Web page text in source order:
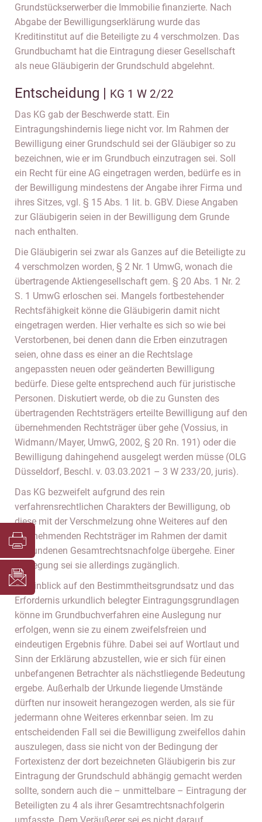
Grundstückserwerber die Immobilie finanzierte. Nach
Abgabe der Bewilligungserklärung wurde das
Kreditinstitut auf die Beteiligte zu 4 verschmolzen. Das
Grundbuchamt hat die Eintragung dieser Gesellschaft
als neue Gläubigerin der Grundschuld abgelehnt.
Entscheidung | KG 1 W 2/22
Das KG gab der Beschwerde statt. Ein
Eintragungshindernis liege nicht vor. Im Rahmen der
Bewilligung einer Grundschuld sei der Gläubiger so zu
bezeichnen, wie er im Grundbuch einzutragen sei. Soll
ein Recht für eine AG eingetragen werden, bedürfe es in
der Bewilligung mindestens der Angabe ihrer Firma und
ihres Sitzes, vgl. § 15 Abs. 1 lit. b. GBV. Diese Angaben
zur Gläubigerin seien in der Bewilligung dem Grunde
nach enthalten.
Die Gläubigerin sei zwar als Ganzes auf die Beteiligte zu
4 verschmolzen worden, § 2 Nr. 1 UmwG, wonach die
übertragende Aktiengesellschaft gem. § 20 Abs. 1 Nr. 2
S. 1 UmwG erloschen sei. Mangels fortbestehender
Rechtsfähigkeit könne die Gläubigerin damit nicht
eingetragen werden. Hier verhalte es sich so wie bei
Verstorbenen, bei denen dann die Erben einzutragen
seien, ohne dass es einer an die Rechtslage
angepassten neuen oder geänderten Bewilligung
bedürfe. Diese gelte entsprechend auch für juristische
Personen. Diskutiert werde, ob die zu Gunsten des
übertragenden Rechtsträgers erteilte Bewilligung auf den
übernehmenden Rechtsträger über gehe (Vossius, in
Widmann/Mayer, UmwG, 2002, § 20 Rn. 191) oder die
Bewilligung dahingehend ausgelegt werden müsse (OLG
Düsseldorf, Beschl. v. 03.03.2021 – 3 W 233/20, juris).
Das KG bezweifelt aufgrund des rein
verfahrensrechtlichen Charakters der Bewilligung, ob
diese mit der Verschmelzung ohne Weiteres auf den
übernehmenden Rechtsträger im Rahmen der damit
verbundenen Gesamtrechtsnachfolge übergehe. Einer
Auslegung sei sie allerdings zugänglich.
Im Hinblick auf den Bestimmtheitsgrundsatz und das
Erfordernis urkundlich belegter Eintragungsgrundlagen
könne im Grundbuchverfahren eine Auslegung nur
erfolgen, wenn sie zu einem zweifelsfreien und
eindeutigen Ergebnis führe. Dabei sei auf Wortlaut und
Sinn der Erklärung abzustellen, wie er sich für einen
unbefangenen Betrachter als nächstliegende Bedeutung
ergebe. Außerhalb der Urkunde liegende Umstände
dürften nur insoweit herangezogen werden, als sie für
jedermann ohne Weiteres erkennbar seien. Im zu
entscheidenden Fall sei die Bewilligung zweifellos dahin
auszulegen, dass sie nicht von der Bedingung der
Fortexistenz der dort bezeichneten Gläubigerin bis zur
Eintragung der Grundschuld abhängig gemacht werden
sollte, sondern auch die – unmittelbare – Eintragung der
Beteiligten zu 4 als ihrer Gesamtrechtsnachfolgerin